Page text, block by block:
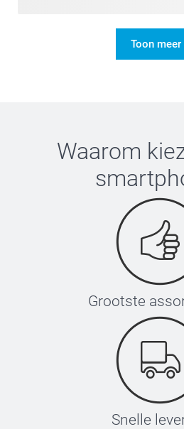
Toon meer
Waarom
Grootste
Snelle